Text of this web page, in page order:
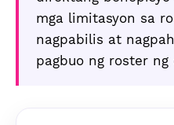
mga limitasyon sa
nagpabilis at
pagbuo ng roster